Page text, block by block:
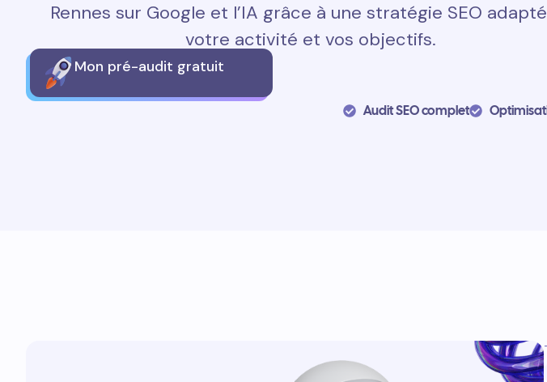
Rennes sur Google et l’IA grâce à une stratégie SEO
votre activité et vos objectifs.
Mon pré-audit gratuit
Audit SEO complet